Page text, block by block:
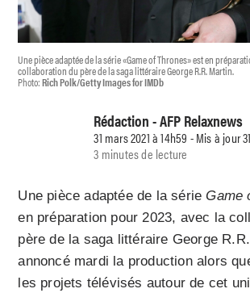
Une pièce adaptée de la série «Game of Thrones» est en
collaboration du père de la saga littéraire George R.R. Martin.
Photo:Rich Polk/Getty Images for IMDb
Rédaction - AFP Relaxnews
31 mars 2021 à 14h59 - Mis à jour
3 minutes de lecture
Une pièce adaptée de la sérieGame
en préparation pour 2023, avec la
père de la saga littéraire George
annoncé mardi la production alors
les projets télévisés autour de cet